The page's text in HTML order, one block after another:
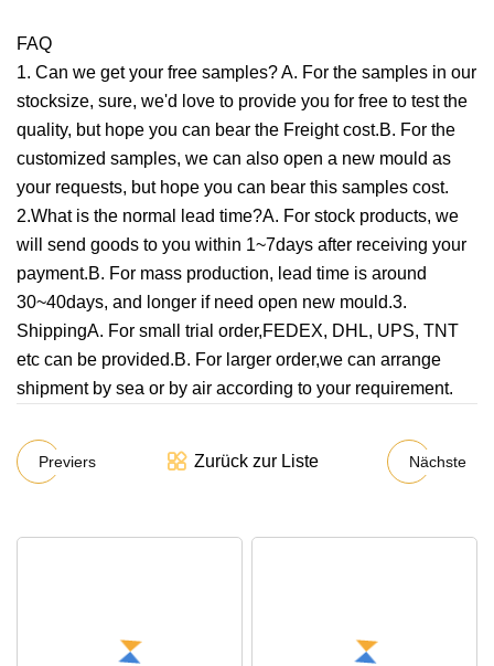
FAQ
1. Can we get your free samples? A. For the samples in our
stocksize, sure, we'd love to provide you for free to test the
quality, but hope you can bear the Freight cost.B. For the
customized samples, we can also open a new mould as
your requests, but hope you can bear this samples cost.
2.What is the normal lead time?A. For stock products, we
will send goods to you within 1~7days after receiving your
payment.B. For mass production, lead time is around
30~40days, and longer if need open new mould.3.
ShippingA. For small trial order,FEDEX, DHL, UPS, TNT
etc can be provided.B. For larger order,we can arrange
shipment by sea or by air according to your requirement.
Previers Zurück zur Liste Nächste